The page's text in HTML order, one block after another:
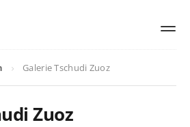
Galerie Tschudi Zuoz
Zuoz